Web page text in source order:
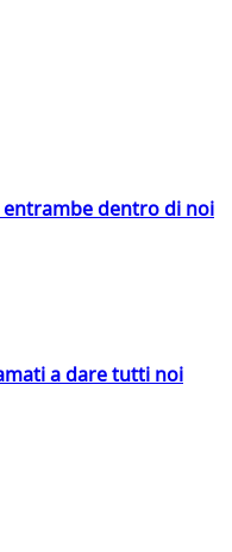
dentro di noi
a dare tutti noi